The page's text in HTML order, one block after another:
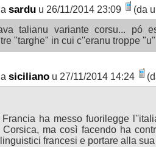
sardu u 26/11/2014 23:09
(da
talianu variante corsu... pó
"targhe" in cui c''eranu troppe
siciliano u 27/11/2014 14:24
ha messo fuorilegge
ma così facendo ha
francesi e portare alla